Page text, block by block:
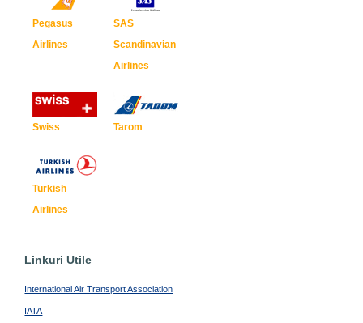
Pegasus
Airlines
SAS
Scandinavian
Airlines
Swiss Tarom
Turkish
Airlines
Linkuri Utile
International Air Transport Association
IATA